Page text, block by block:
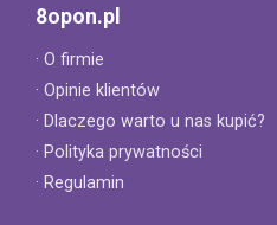
8opon.pl
· O firmie
· Opinie klientów
· Dlaczego warto u nas kupić?
· Polityka prywatności
· Regulamin